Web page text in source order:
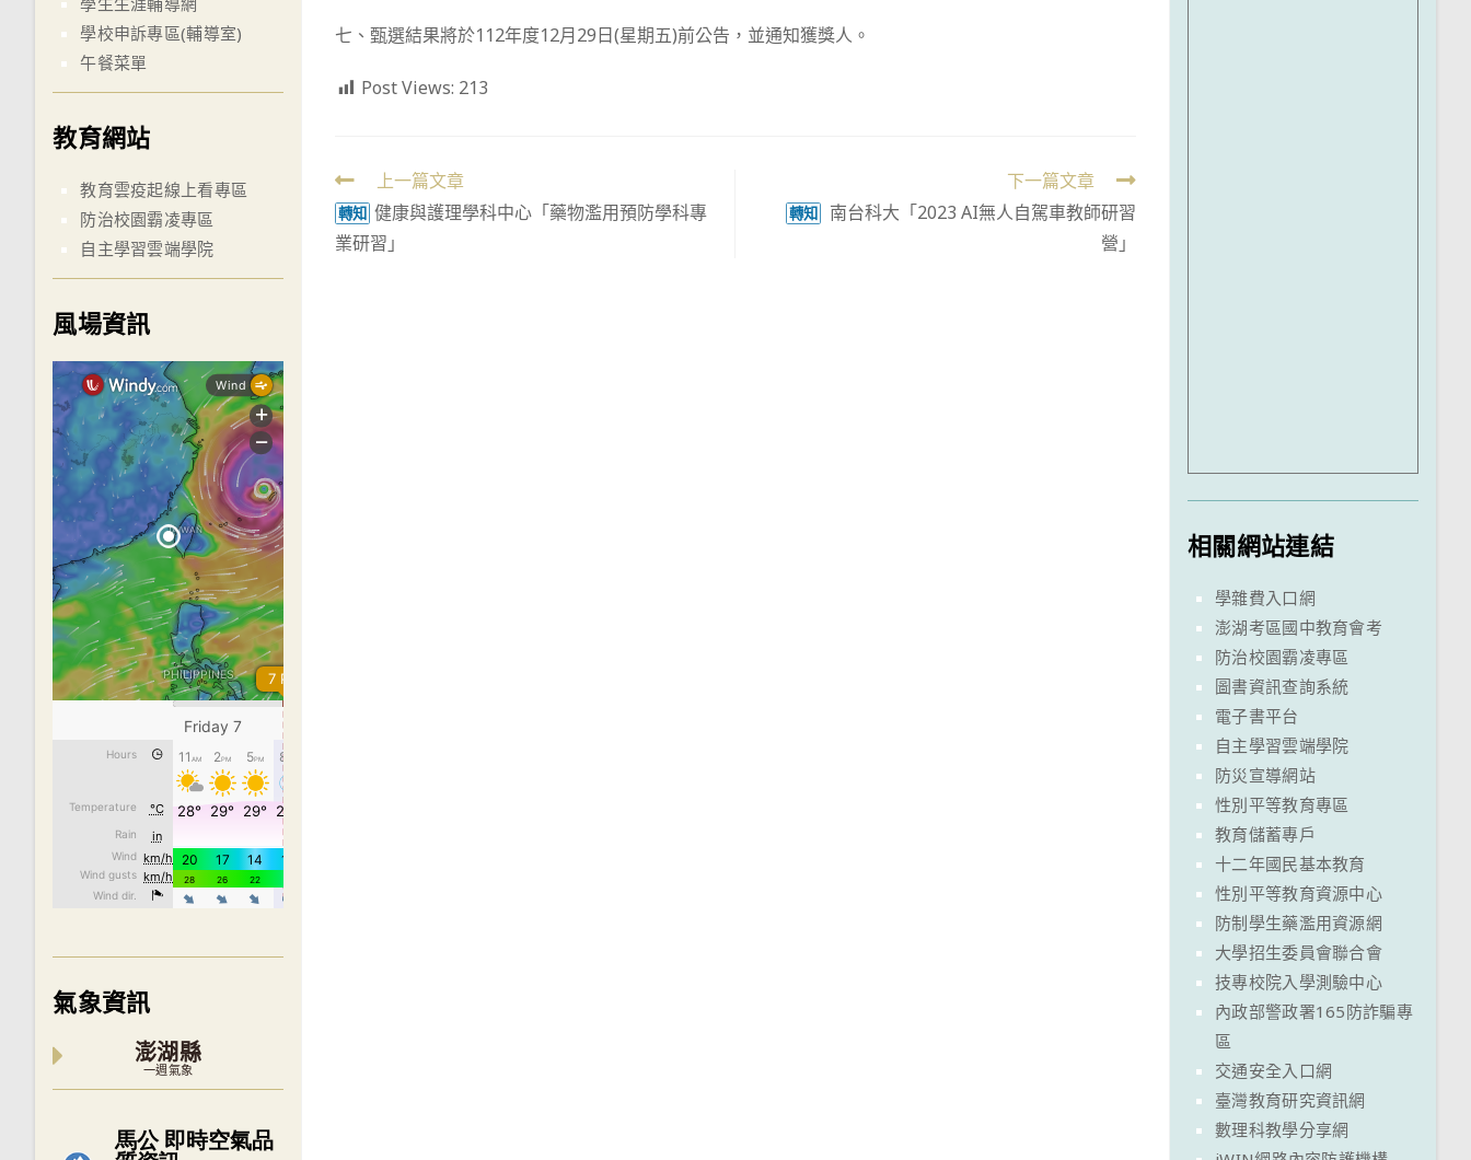
七、甄選結果將於112年度12月29日(星期五)前公告，並通知獲獎人。
Post Views: 213
Read
more
articles
上一篇文章
轉知 健康與護理學科中心「藥物濫用預防學科專
業研習」
下一篇文章
轉知
南台科大「2023 AI無人自駕車教師研習
營」
學校申訴專區(輔導室)
午餐菜單
教育網站
教育雲疫起線上看專區
防治校園霸凌專區
自主學習雲端學院
風場資訊
氣象資訊
澎湖縣
一週氣象
內嵌空氣品質小工具為視覺預覽，完整即時空氣品質資料請開啟
相關網站連結
學雜費入口網
澎湖考區國中教育會考
防治校園霸凌專區
圖書資訊查詢系統
電子書平台
自主學習雲端學院
防災宣導網站
性別平等教育專區
教育儲蓄專戶
十二年國民基本教育
性別平等教育資源中心
防制學生藥濫用資源網
大學招生委員會聯合會
技專校院入學測驗中心
內政部警政署165防詐騙專
區
交通安全入口網
臺灣教育研究資訊網
數理科教學分享網